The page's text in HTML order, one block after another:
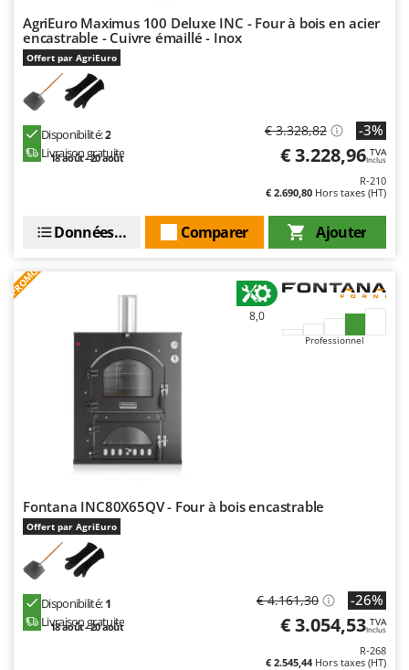
AgriEuro Maximus 100 Deluxe INC - Four à bois en acier
encastrable - Cuivre émaillé - Inox
Offert par AgriEuro
Disponibilité:2
Livraison gratuite
18 août - 20 août
€ 3.328,82 -3%
€ 3.228,96 TVA
Inclus
R-210
€ 2.690,80 Hors taxes (HT)
Ajouter
Comparer
Données techniques
PROMO
8,0
Professionnel
Fontana INC80X65QV - Four à bois encastrable
Offert par AgriEuro
Disponibilité:1
Livraison gratuite
18 août - 20 août
€ 4.161,30 -26%
€ 3.054,53 TVA
Inclus
R-268
€ 2.545,44Hors taxes (HT)